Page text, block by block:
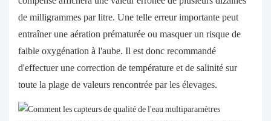
de milligrammes par litre. Une telle erreur importante peut
entraîner une aération prématurée ou masquer un risque de
faible oxygénation à l'aube. Il est donc recommandé
d'effectuer une correction de température et de salinité sur
toute la plage de valeurs rencontrée par les élevages.